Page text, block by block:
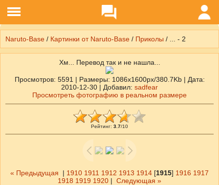
Naruto-Base / Картинки от Naruto-Base / Приколы / ... - 2
Хм... Перевод так и не нашла...
Просмотров: 5591 | Размеры: 1086x1600px/380.7Kb | Дата:
2010-12-30 | Добавил: sadfear
Просмотреть фотографию в реальном размере
Рейтинг: 3.7/10
« Предыдущая | 1910 1911 1912 1913 1914 [1915] 1916 1917
1918 1919 1920 | Следующая »